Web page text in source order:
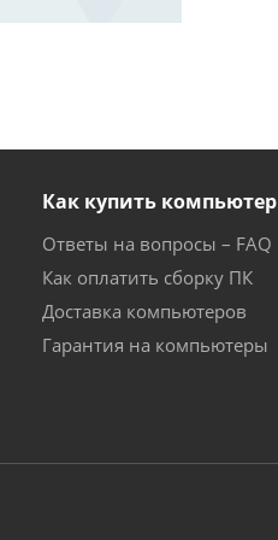
Как купить компьютер
Ответы на вопросы – FAQ
Как оплатить сборку ПК
Доставка компьютеров
Гарантия на компьютеры